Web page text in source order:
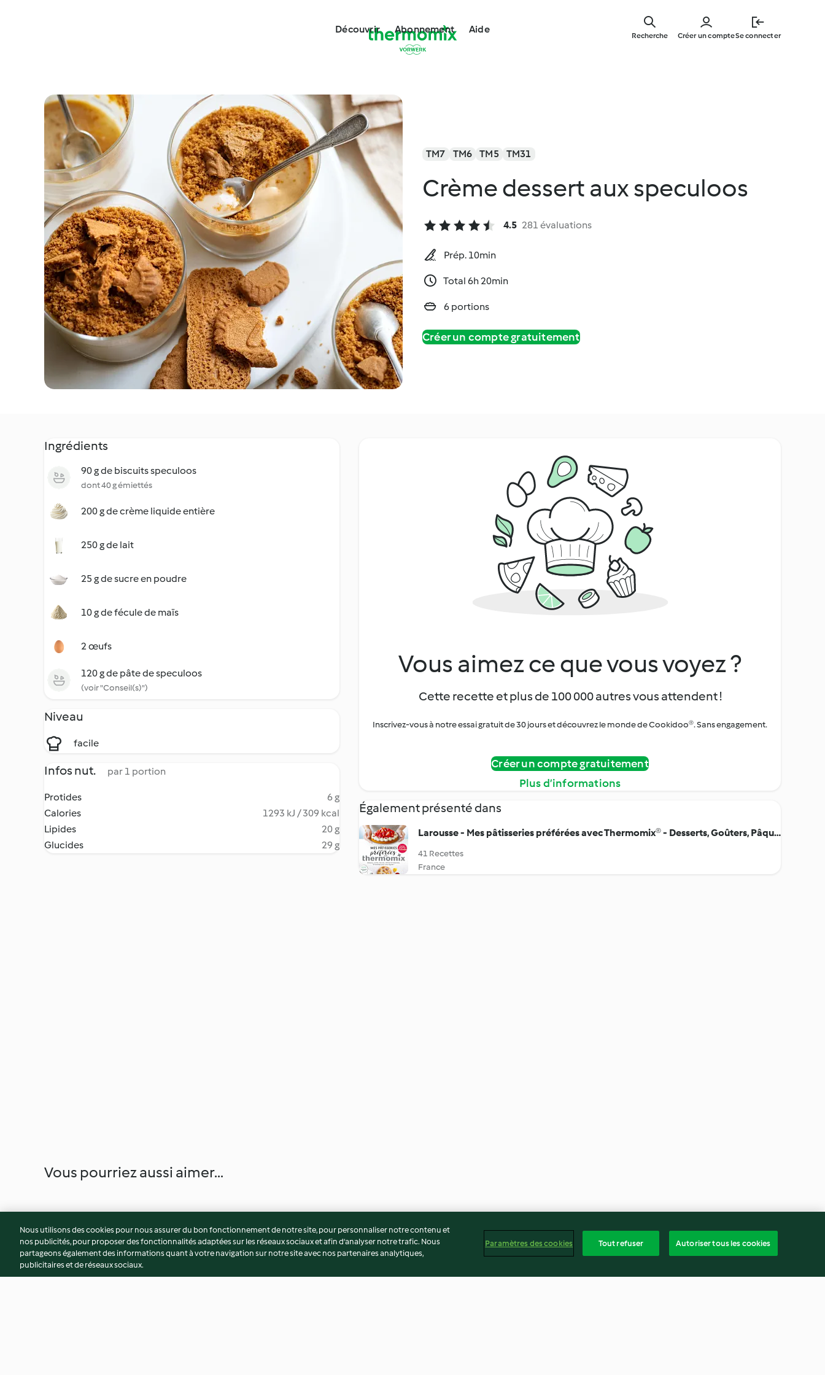
main
Découvrir Abonnement Aide
Créer un compteSe connecter
Recherche
TM7 TM6 TM5 TM31
Crème dessert aux speculoos
4.5 281 évaluations
Prép. 10min
Total 6h 20min
6 portions
Créer un compte gratuitement
Ingrédients
90 g de biscuits speculoos
dont 40 g émiettés
200 g de crème liquide entière
250 g de lait
25 g de sucre en poudre
10 g de fécule de maïs
2 œufs
120 g de pâte de speculoos
(voir "Conseil(s)")
Niveau
facile
Infos nut. par 1 portion
Protides
6 g
Calories
1293 kJ / 309 kcal
Lipides
20 g
Glucides
29 g
Vous aimez ce que vous voyez ?
Cette recette et plus de 100 000 autres vous attendent !
Inscrivez-vous à notre essai gratuit de 30 jours et découvrez le monde de Cookidoo®. Sans engagement.
Créer un compte gratuitement
Plus d’informations
Également présenté dans
Larousse - Mes pâtisseries préférées avec Thermomix® - Desserts, Goûters, Pâques
41 Recettes
France
Vous pourriez aussi aimer...
Nous utilisons des cookies pour nous assurer du bon fonctionnement de notre site, pour personnaliser notre contenu et
nos publicités, pour proposer des fonctionnalités adaptées sur les réseaux sociaux et afin d’analyser notre trafic. Nous
partageons également des informations quant à votre navigation sur notre site avec nos partenaires analytiques,
publicitaires et de réseaux sociaux.
Paramètres des cookies Tout refuser Autoriser tous les cookies